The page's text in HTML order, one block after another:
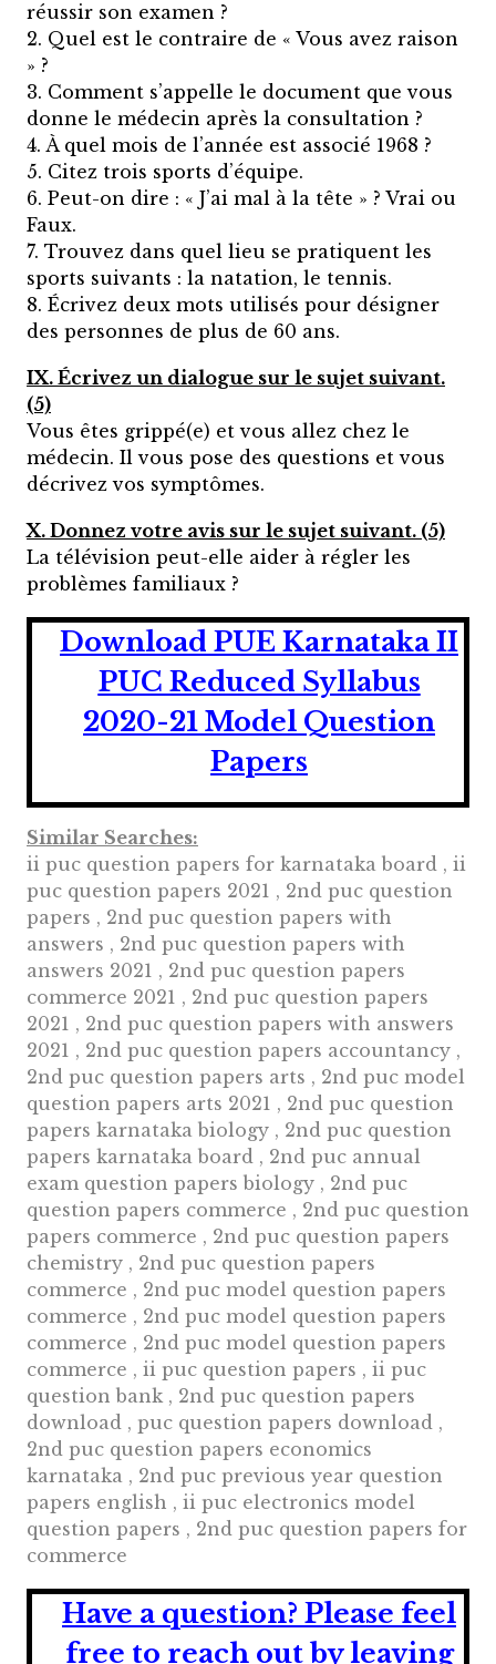
réussir son examen ?
2. Quel est le contraire de « Vous avez raison
» ?
3. Comment s’appelle le document que vous
donne le médecin après la consultation ?
4. À quel mois de l’année est associé 1968 ?
5. Citez trois sports d’équipe.
6. Peut-on dire : « J’ai mal à la tête » ? Vrai ou
Faux.
7. Trouvez dans quel lieu se pratiquent les
sports suivants : la natation, le tennis.
8. Écrivez deux mots utilisés pour désigner
des personnes de plus de 60 ans.
IX. Écrivez un dialogue sur le sujet suivant.
(5)
Vous êtes grippé(e) et vous allez chez le
médecin. Il vous pose des questions et vous
décrivez vos symptômes.
X. Donnez votre avis sur le sujet suivant. (5)
La télévision peut-elle aider à régler les
problèmes familiaux ?
Download PUE Karnataka II
PUC Reduced Syllabus
2020-21 Model Question
Papers
Similar Searches:
ii puc question papers for karnataka board , ii
puc question papers 2021 , 2nd puc question
papers , 2nd puc question papers with
answers , 2nd puc question papers with
answers 2021 , 2nd puc question papers
commerce 2021 , 2nd puc question papers
2021 , 2nd puc question papers with answers
2021 , 2nd puc question papers accountancy ,
2nd puc question papers arts , 2nd puc model
question papers arts 2021 , 2nd puc question
papers karnataka biology , 2nd puc question
papers karnataka board , 2nd puc annual
exam question papers biology , 2nd puc
question papers commerce , 2nd puc question
papers commerce , 2nd puc question papers
chemistry , 2nd puc question papers
commerce , 2nd puc model question papers
commerce , 2nd puc model question papers
commerce , 2nd puc model question papers
commerce , ii puc question papers , ii puc
question bank , 2nd puc question papers
download , puc question papers download ,
2nd puc question papers economics
karnataka , 2nd puc previous year question
papers english , ii puc electronics model
question papers , 2nd puc question papers for
commerce
Have a question? Please feel
free to reach out by leaving